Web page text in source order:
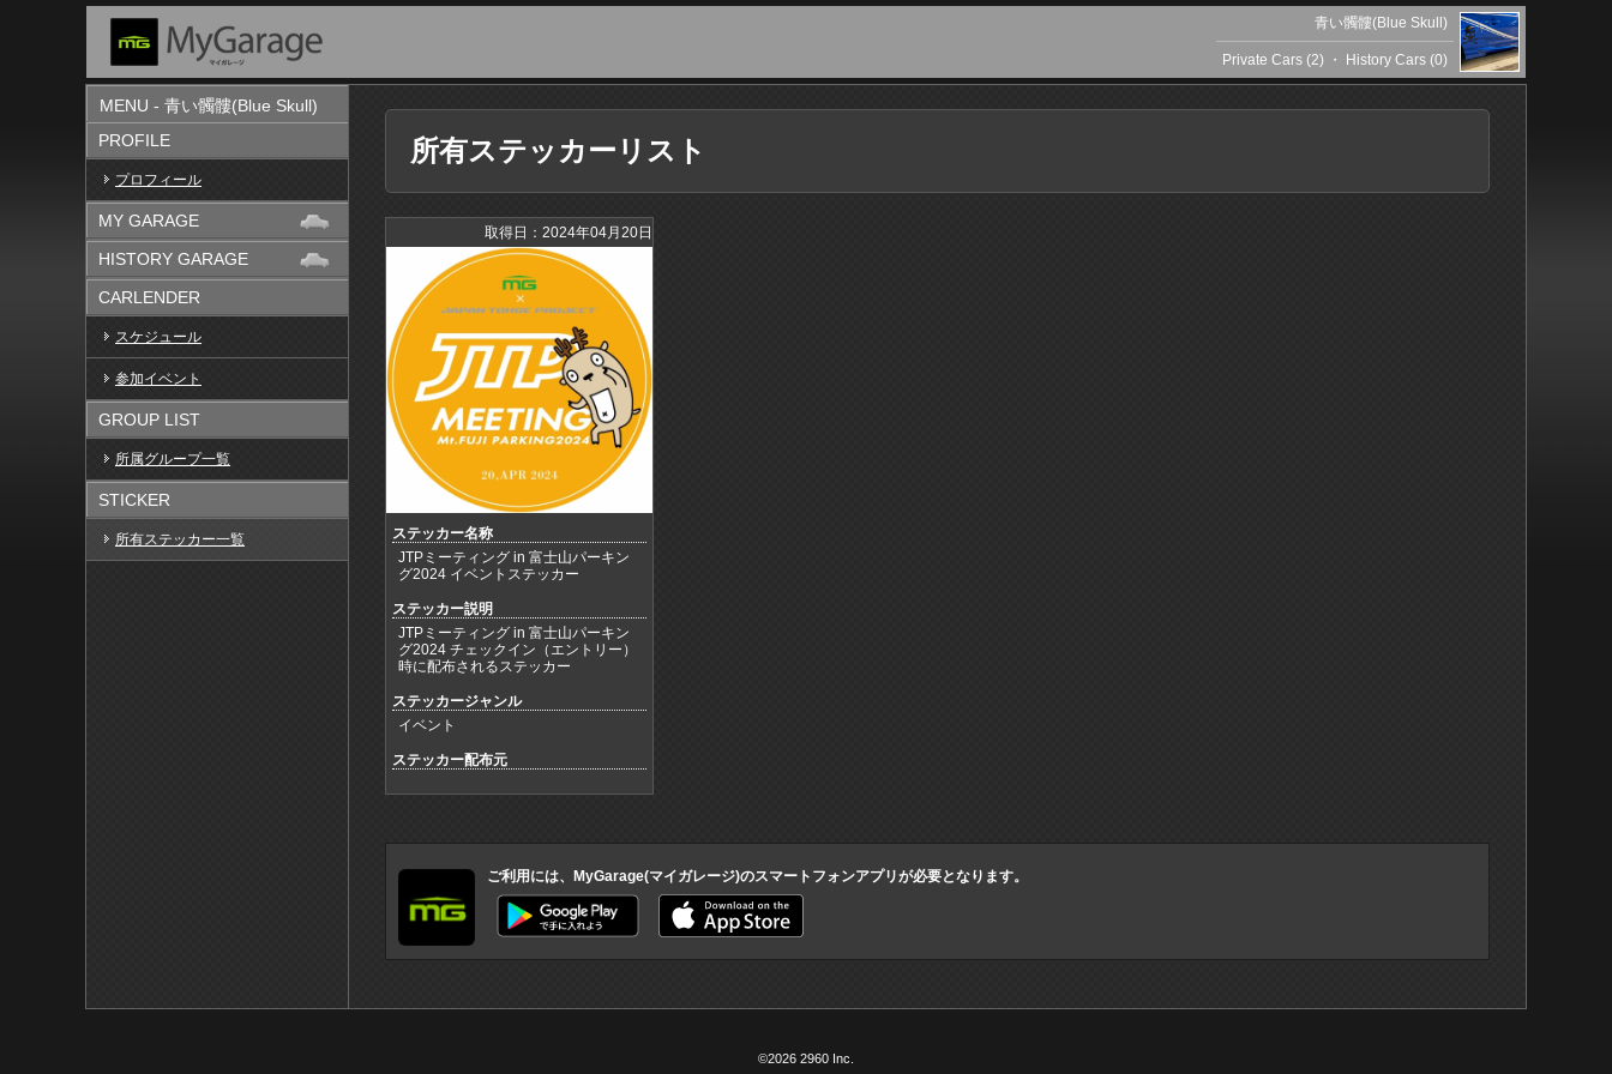
青い髑髏(Blue Skull)
Private Cars (2) ・ History Cars (0)
MENU - 青い髑髏(Blue Skull)
PROFILE
プロフィール
MY GARAGE
HISTORY GARAGE
CARLENDER
スケジュール
参加イベント
GROUP LIST
所属グループ一覧
STICKER
所有ステッカー一覧
所有ステッカーリスト
取得日：2024年04月20日
ステッカー名称
JTPミーティング in 富士山パーキン
グ2024 イベントステッカー
ステッカー説明
JTPミーティング in 富士山パーキン
グ2024 チェックイン（エントリー）
時に配布されるステッカー
ステッカージャンル
イベント
ステッカー配布元
ご利用には、MyGarage(マイガレージ)のスマートフォンアプリが必要となります。
©2026 2960 Inc.